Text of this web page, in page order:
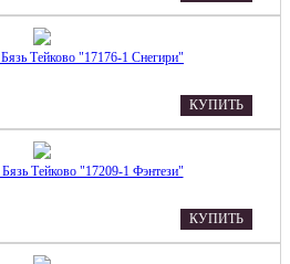
Бязь Тейково "17176-1 Снегири"
КУПИТЬ
Бязь Тейково "17209-1 Фэнтези"
КУПИТЬ